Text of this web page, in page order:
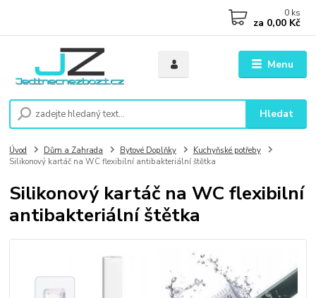
Menu
Hledat
0 ks
za 0,00 Kč
Úvod Dům a Zahrada Bytové Doplňky
Kuchyňské potřeby
Silikonový kartáč na WC flexibilní antibakteriální štětka
Silikonový kartáč na WC flexibilní
antibakteriální štětka